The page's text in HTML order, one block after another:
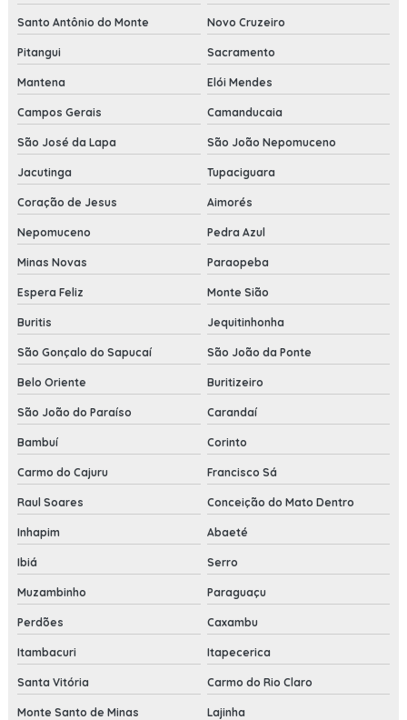
Santo Antônio do Monte Novo Cruzeiro
Pitangui Sacramento
Mantena Elói Mendes
Campos Gerais Camanducaia
São José da Lapa São João Nepomuceno
Jacutinga Tupaciguara
Coração de Jesus Aimorés
Nepomuceno Pedra Azul
Minas Novas Paraopeba
Espera Feliz Monte Sião
Buritis Jequitinhonha
São Gonçalo do Sapucaí São João da Ponte
Belo Oriente Buritizeiro
São João do Paraíso Carandaí
Bambuí Corinto
Carmo do Cajuru Francisco Sá
Raul Soares Conceição do Mato Dentro
Inhapim Abaeté
Ibiá Serro
Muzambinho Paraguaçu
Perdões Caxambu
Itambacuri Itapecerica
Santa Vitória Carmo do Rio Claro
Monte Santo de Minas Lajinha